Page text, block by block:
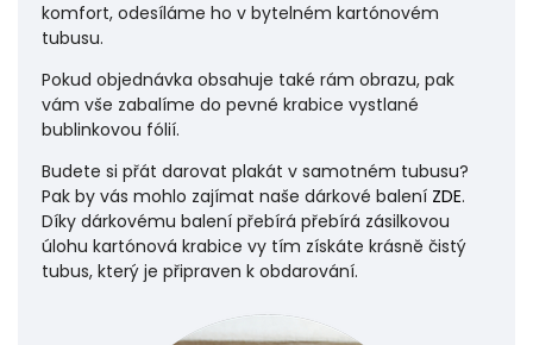
komfort, odesíláme ho v bytelném kartónovém
tubusu.
Pokud objednávka obsahuje také rám obrazu, pak
vám vše zabalíme do pevné krabice vystlané
bublinkovou fólií.
Budete si přát darovat plakát v samotném tubusu?
Pak by vás mohlo zajímat naše dárkové balení ZDE.
Díky dárkovému balení přebírá přebírá zásilkovou
úlohu kartónová krabice vy tím získáte krásně čistý
tubus, který je připraven k obdarování.